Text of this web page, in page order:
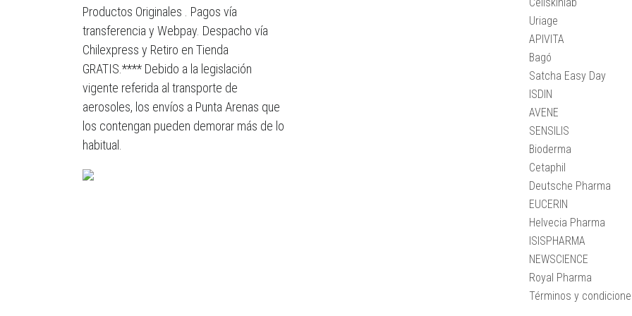
Productos Originales . Pagos vía
transferencia y Webpay. Despacho vía
Chilexpress y Retiro en Tienda
GRATIS.**** Debido a la legislación
vigente referida al transporte de
aerosoles, los envíos a Punta Arenas que
los contengan pueden demorar más de lo
habitual.
Uriage
APIVITA
Bagó
Satcha Easy Day
ISDIN
AVENE
SENSILIS
Bioderma
Cetaphil
Deutsche Pharma
EUCERIN
Helvecia Pharma
ISISPHARMA
NEWSCIENCE
Royal Pharma
Términos y